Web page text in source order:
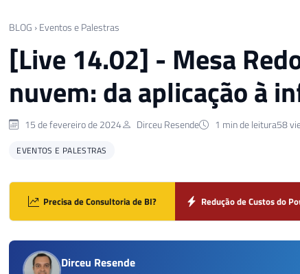
BLOG › Eventos e Palestras
[Live 14.02] - Mesa
nuvem: da aplicação à
15 de fevereiro de 2024 Dirceu Resende 1 min de leitura58
EVENTOS E PALESTRAS
Precisa de Consultoria de BI? Redução de Custos do
Dirceu Resende